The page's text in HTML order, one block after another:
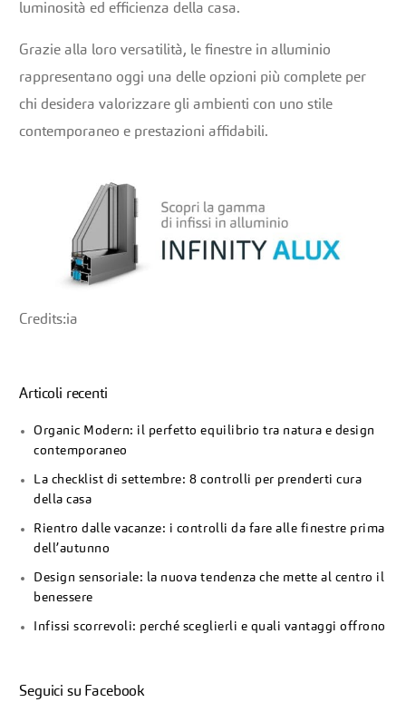
luminosità ed efficienza della casa.
Grazie alla loro versatilità, le finestre in alluminio
rappresentano oggi una delle opzioni più complete per
chi desidera valorizzare gli ambienti con uno stile
contemporaneo e prestazioni affidabili.
Credits:ia
Articoli recenti
Organic Modern: il perfetto equilibrio tra natura e design
contemporaneo
La checklist di settembre: 8 controlli per prenderti cura
della casa
Rientro dalle vacanze: i controlli da fare alle finestre prima
dell’autunno
Design sensoriale: la nuova tendenza che mette al centro il
benessere
Infissi scorrevoli: perché sceglierli e quali vantaggi offrono
Seguici su Facebook